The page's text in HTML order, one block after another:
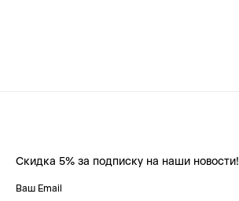
Скидка 5% за подписку на наши новости!